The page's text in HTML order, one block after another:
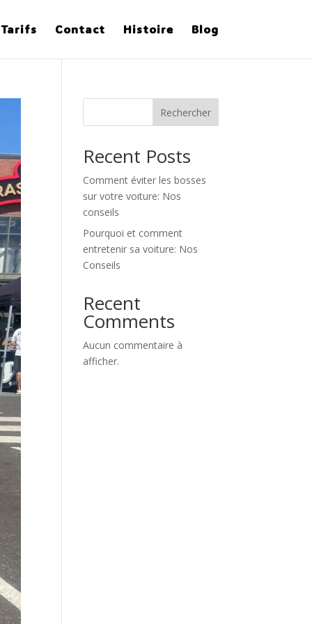
Tarifs Contact Histoire Blog
Rechercher
Recent Posts
Comment éviter les bosses
sur votre voiture: Nos
conseils
Pourquoi et comment
entretenir sa voiture: Nos
Conseils
Recent
Comments
Aucun commentaire à
afficher.